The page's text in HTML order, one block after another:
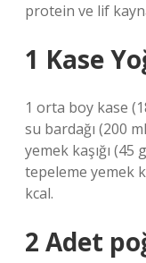
protein ve lif
1 Kase
1 orta boy kase
su bardağı (200
yemek kaşığı (45
tepeleme yemek
kcal.
2 Adet